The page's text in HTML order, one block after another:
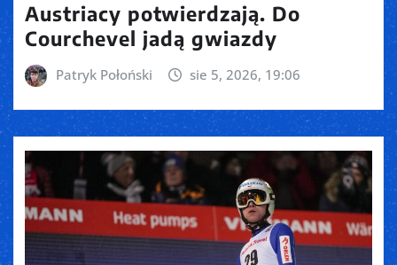
Austriacy potwierdzają. Do
Courchevel jadą gwiazdy
Patryk Połoński sie 5, 2026, 19:06